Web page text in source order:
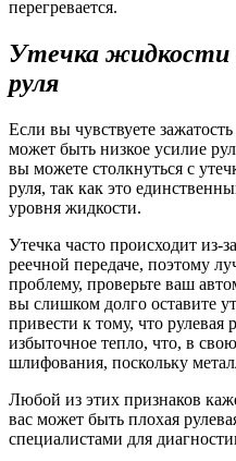
перегревается.
Утечка жидкости
руля
Если вы чувствуете
может быть низкое усилие
вы можете столкнуться с
руля, так как это
уровня жидкости.
Утечка часто происходит из-
реечной передаче, поэтому
проблему, проверьте ваш
вы слишком долго оставите
привести к тому, что рулевая
избыточное тепло, что, в
шлифования, поскольку
Любой из этих признаков
вас может быть плохая
специалистами для